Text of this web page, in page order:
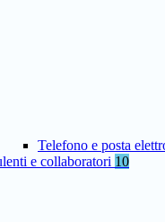
Telefono e posta
e collaboratori 10